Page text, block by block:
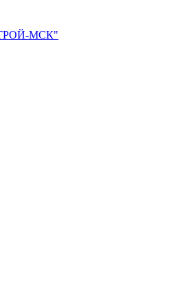
МСК"